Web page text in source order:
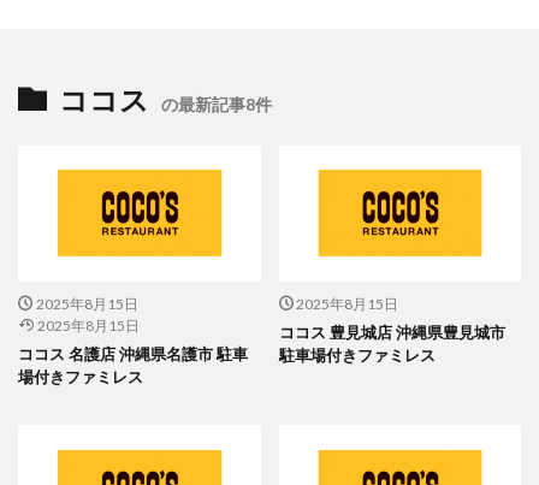
ココス の最新記事8件
2025年8月15日
2025年8月15日
ココス 名護店 沖縄県名護市 駐車
場付きファミレス
2025年8月15日
ココス 豊見城店 沖縄県豊見城市
駐車場付きファミレス